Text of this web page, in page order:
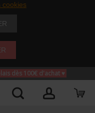
cookies
dès 100€ d'achat ♥